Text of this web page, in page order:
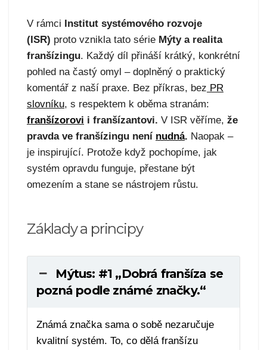
V rámci Institut systémového rozvoje
(ISR) proto vznikla tato série Mýty a realita
franšízingu. Každý díl přináší krátký, konkrétní
pohled na častý omyl – doplněný o praktický
komentář z naší praxe. Bez příkras, bez PR
slovníku, s respektem k oběma stranám:
franšízorovi i franšízantovi. V ISR věříme, že
pravda ve franšízingu není nudná. Naopak –
je inspirující. Protože když pochopíme, jak
systém opravdu funguje, přestane být
omezením a stane se nástrojem růstu.
Základy a principy
Mýtus: #1 „Dobrá franšíza se
pozná podle známé značky.“
Známá značka sama o sobě nezaručuje
kvalitní systém. To, co dělá franšízu